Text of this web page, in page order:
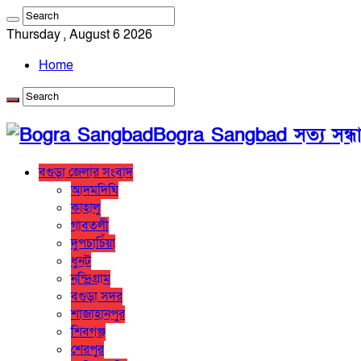
Thursday , August 6 2026
Home
Bogra Sangbad সত্য
বগুড়া জেলার সংবাদ
আদমদিঘি
কাহালু
গাবতলী
দুপচাচিঁয়া
ধুনট
নন্দ্রিগ্রাম
বগুড়া সদর
শাজাহানপুর
শিবগঞ্জ
শেরপুর